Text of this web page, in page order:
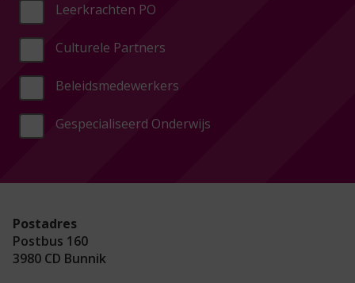
Leerkrachten PO
Culturele Partners
Beleidsmedewerkers
Gespecialiseerd Onderwijs
Postadres
Postbus 160
3980 CD Bunnik